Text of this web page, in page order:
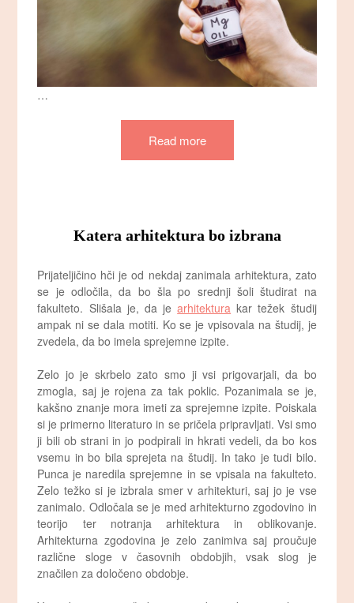
…
Read more
Katera arhitektura bo izbrana
Prijateljičino hči je od nekdaj zanimala arhitektura, zato
se je odločila, da bo šla po srednji šoli študirat na
fakulteto. Slišala je, da jearhitektura kar težek študij
ampak ni se dala motiti. Ko se je vpisovala na študij, je
zvedela, da bo imela sprejemne izpite.
Zelo jo je skrbelo zato smo ji vsi prigovarjali, da bo
zmogla, saj je rojena za tak poklic. Pozanimala se je,
kakšno znanje mora imeti za sprejemne izpite. Poiskala
si je primerno literaturo in se pričela pripravljati. Vsi smo
ji bili ob strani in jo podpirali in hkrati vedeli, da bo kos
vsemu in bo bila sprejeta na študij. In tako je tudi bilo.
Punca je naredila sprejemne in se vpisala na fakulteto.
Zelo težko si je izbrala smer v arhitekturi, saj jo je vse
zanimalo. Odločala se je med arhitekturno zgodovino in
teorijo ter notranja arhitektura in oblikovanje.
Arhitekturna zgodovina je zelo zanimiva saj proučuje
različne sloge v časovnih obdobjih, vsak slog je
značilen za določeno obdobje.